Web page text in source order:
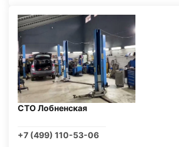
СТО Лобненская
+7 (499) 110-53-06